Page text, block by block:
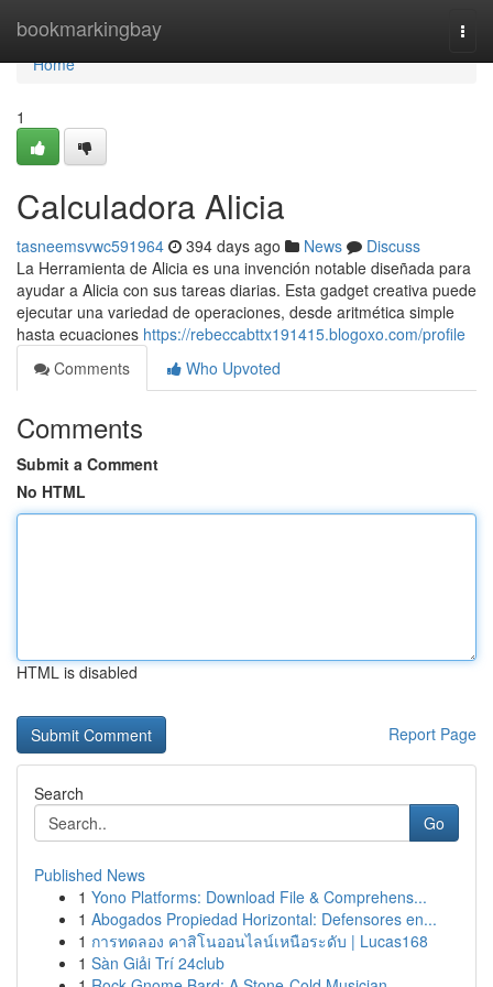
bookmarkingbay
Home
Home
1
Calculadora Alicia
tasneemsvwc591964 394 days ago News
Discuss
La Herramienta de Alicia es una invención notable diseñada para
ayudar a Alicia con sus tareas diarias. Esta gadget creativa puede
ejecutar una variedad de operaciones, desde aritmética simple
hasta ecuaciones https://rebeccabttx191415.blogoxo.com/profile
Comments
Who Upvoted
Comments
Submit a Comment
No HTML
HTML is disabled
Report Page
Search
Go
Published News
1 Yono Platforms: Download File & Comprehens...
1 Abogados Propiedad Horizontal: Defensores en...
1 การทดลอง คาสิโนออนไลน์เหนือระดับ | Lucas168
1 Sàn Giải Trí 24club